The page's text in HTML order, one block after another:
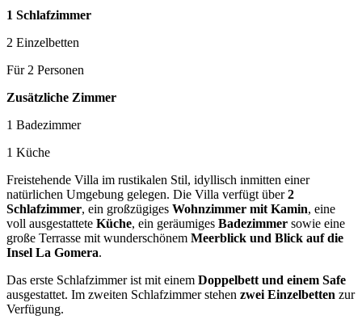
1 Schlafzimmer
2 Einzelbetten
Für 2 Personen
Zusätzliche Zimmer
1 Badezimmer
1 Küche
Freistehende Villa im rustikalen Stil, idyllisch inmitten einer
natürlichen Umgebung gelegen. Die Villa verfügt über2
Schlafzimmer, ein großzügiges Wohnzimmer mit Kamin, eine
voll ausgestattete Küche, ein geräumiges Badezimmer sowie eine
große Terrasse mit wunderschönem Meerblick und Blick auf die
Insel La Gomera.
Das erste Schlafzimmer ist mit einem Doppelbett und einem Safe
ausgestattet. Im zweiten Schlafzimmer stehen zwei Einzelbetten zur
Verfügung.